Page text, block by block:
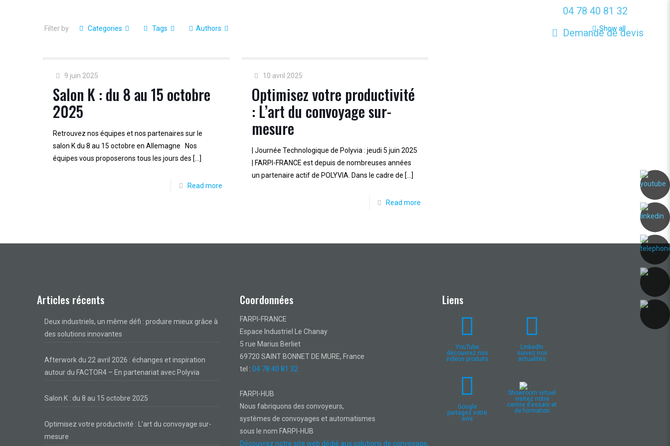
04 78 40 81 32
Demande de devis
Filter by Categories Tags Authors Show all
9 juin 2025
Salon K : du 8 au 15 octobre
2025
Retrouvez nos équipes et nos partenaires sur le
salon K du 8 au 15 octobre en Allemagne Nos
équipes vous proposerons tous les jours des […]
Read more
10 avril 2025
Optimisez votre productivité
: L’art du convoyage sur-
mesure
| Journée Technologique de Polyvia : jeudi 5 juin 2025
| FARPI-FRANCE est depuis de nombreuses années
un partenaire actif de POLYVIA. Dans le cadre de […]
Read more
Articles récents
Deux industriels, un même défi : produire mieux grâce à
des solutions innovantes
Afterwork du 22 avril 2026 : échanges et inspiration
autour du FACTOR4 – En partenariat avec Polyvia
Salon K : du 8 au 15 octobre 2025
Optimisez votre productivité : L’art du convoyage sur-
mesure
Coordonnées
FARPI-FRANCE
Espace Industriel Le Chanay
5 rue Marius Berliet
69720 SAINT BONNET DE MURE, France
tel : 04 78 40 81 32
FARPI-HUB
Nous fabriquons des convoyeurs,
systèmes de convoyages et automatismes
sous le nom FARPI-HUB
Découvrez notre site web dédié aux solutions de convoyage,
Liens
YouTube
découvrez nos
vidéos produits
LinkedIn
suivez nos
actualités
Google
partagez votre
avis
Showroom virtuel
visitez notre
centre d’essais et
de formation